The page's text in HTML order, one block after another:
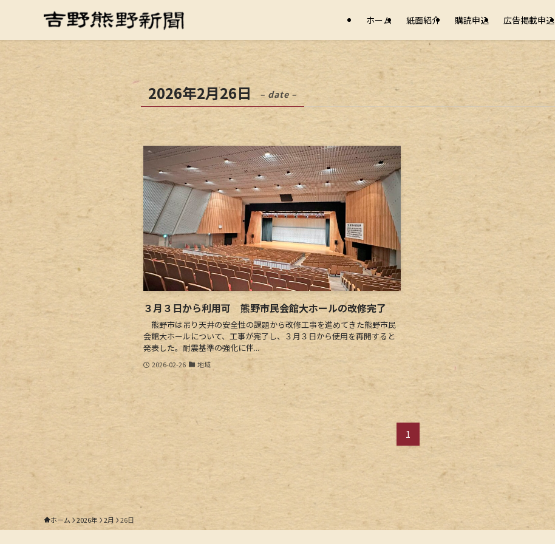
ホーム 紙面紹介 購読申込 広告掲載申込
2026年2月26日 – date –
３月３日から利用可 熊野市民会館大ホールの改修完了
熊野市は吊り天井の安全性の課題から改修工事を進めてきた熊野市民
会館大ホールについて、工事が完了し、３月３日から使用を再開すると
発表した。耐震基準の強化に伴...
2026-02-26 地域
1
ホーム 2026年 2月 26日